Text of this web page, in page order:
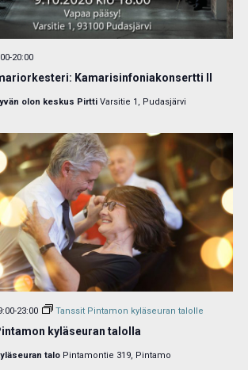
Kamarisinfoniakonsertti II
-20:00
olon keskus Pirtti Varsitie 1, Pudasjärvi
kyläseuran talolla
-23:00 Tanssit Pintamon kyläseuran talolle
talo Pintamontie 319, Pintamo